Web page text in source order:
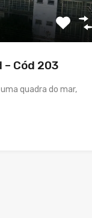
– Cód 203
quadra do mar,